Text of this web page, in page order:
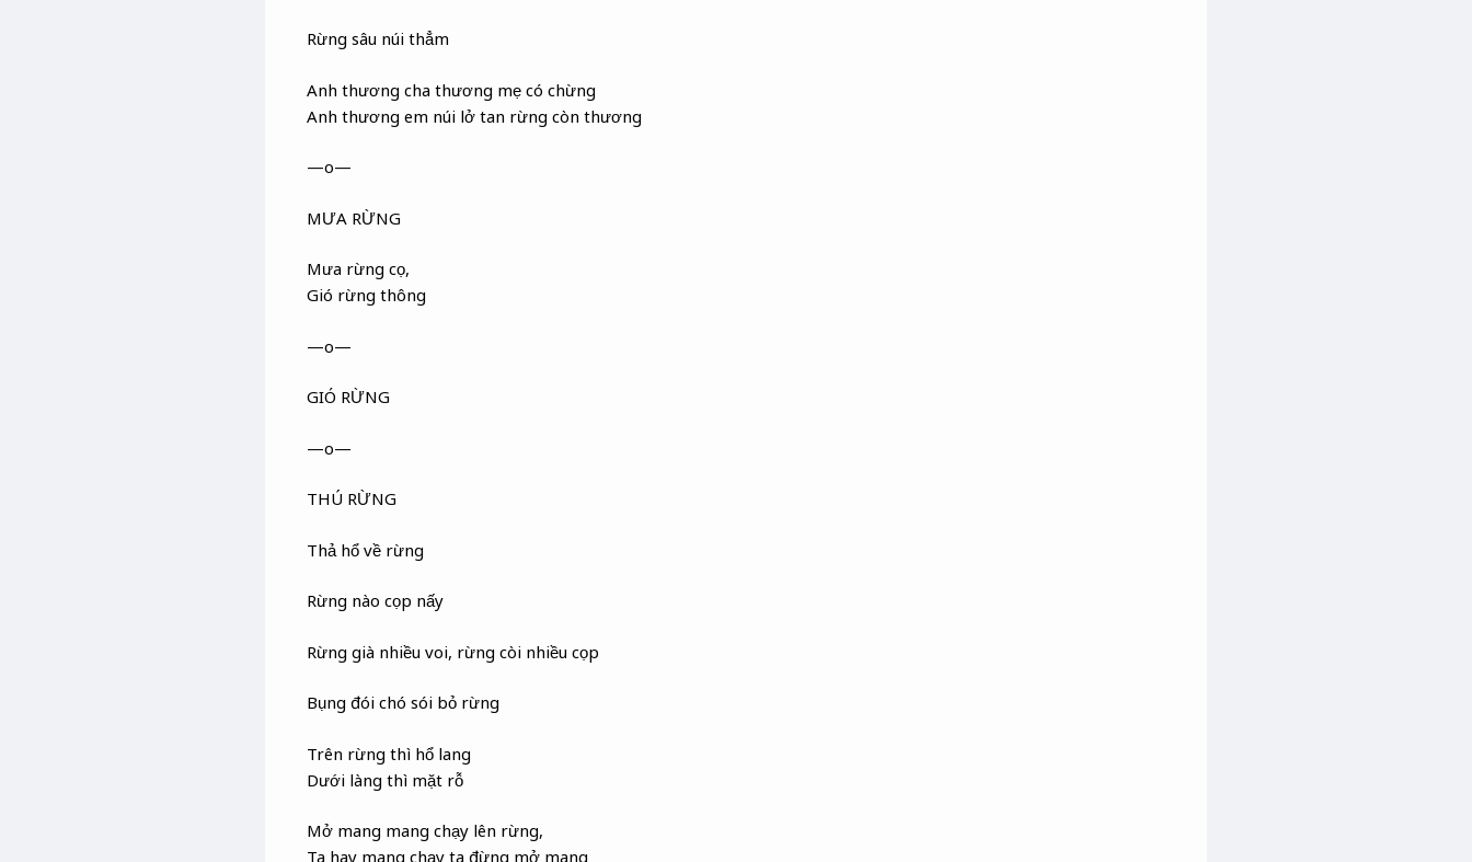
Rừng sâu núi thẳm
Anh thương cha thương mẹ có chừng
Anh thương em núi lở tan rừng còn thương
—o—
MƯA RỪNG
Mưa rừng cọ,
Gió rừng thông
—o—
GIÓ RỪNG
—o—
THÚ RỪNG
Thả hổ về rừng
Rừng nào cọp nấy
Rừng già nhiều voi, rừng còi nhiều cọp
Bụng đói chó sói bỏ rừng
Trên rừng thì hổ lang
Dưới làng thì mặt rỗ
Mở mang mang chạy lên rừng,
Ta hay mang chạy ta đừng mở mang